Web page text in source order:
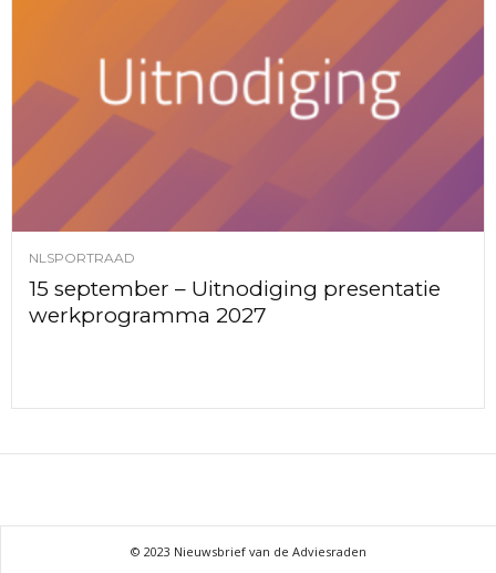
NLSPORTRAAD
15 september – Uitnodiging presentatie
werkprogramma 2027
© 2023 Nieuwsbrief van de Adviesraden